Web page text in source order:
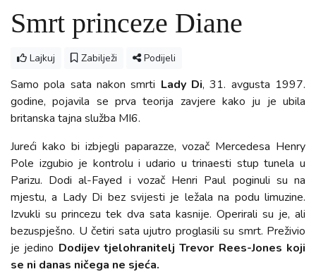
Smrt princeze Diane
Lajkuj Zabilježi Podijeli
Samo pola sata nakon smrti Lady Di, 31. avgusta 1997.
godine, pojavila se prva teorija zavjere kako ju je ubila
britanska tajna služba MI6.
Jureći kako bi izbjegli paparazze, vozač Mercedesa Henry
Pole izgubio je kontrolu i udario u trinaesti stup tunela u
Parizu. Dodi al-Fayed i vozač Henri Paul poginuli su na
mjestu, a Lady Di bez svijesti je ležala na podu limuzine.
Izvukli su princezu tek dva sata kasnije. Operirali su je, ali
bezuspješno. U četiri sata ujutro proglasili su smrt. Preživio
je jedino Dodijev tjelohranitelj Trevor Rees-Jones koji
se ni danas ničega ne sjeća.